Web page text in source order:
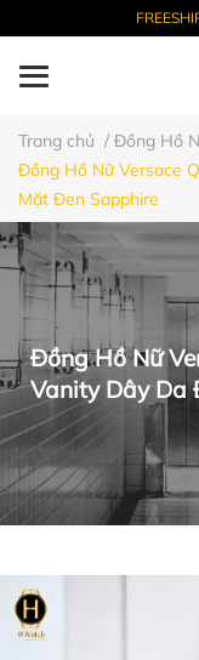
Trang chủ / Đồng Hồ
Đồng Hồ Nữ Versace
Mặt Đen Sapphire
Đồng Hồ Nữ
Vanity Dây Da